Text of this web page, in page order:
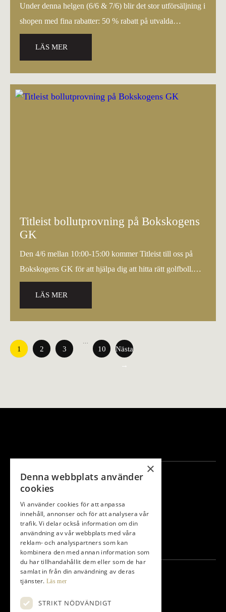
Under denna helgen (6/6 & 7/6) blir det stor utförsäljning i
shopen med fina rabatter: 50 % rabatt på utvalda…
LÄS MER
Titleist bollutprovning på Bokskogens
GK
Den 4/6 mellan 10:00-15:00 kommer Titleist till oss på
Bokskogens GK för att hjälpa dig att hitta rätt golfboll.
Välkommen…
LÄS MER
1 2 3 10
Nästa
→
Information
Medlem
Träna
Företag
Bli Företagspartner
Golfpaket
Kontakt
233 64 Bara Sweden
×
Denna webbplats använder
cookies
Vi använder cookies för att anpassa
innehåll, annonser och för att analysera vår
trafik. Vi delar också information om din
användning av vår webbplats med våra
reklam- och analyspartners som kan
kombinera den med annan information som
du har tillhandahållit dem eller som de har
samlat in från din användning av deras
tjänster. Läs mer
STRIKT NÖDVÄNDIGT